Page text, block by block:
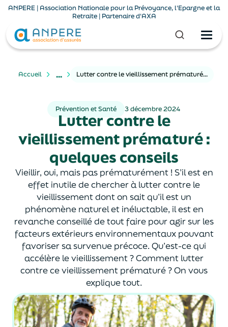
ANPERE | Association Nationale pour la Prévoyance, l'Epargne et la
Retraite | Partenaire d'AXA
Accueil ... Lutter contre le vieillissement prématuré : quelques conseils
Prévention et Santé 3 décembre 2024
Lutter contre le
vieillissement prématuré :
quelques conseils
Vieillir, oui, mais pas prématurément ! S’il est en
effet inutile de chercher à lutter contre le
vieillissement dont on sait qu’il est un
phénomène naturel et inéluctable, il est en
revanche conseillé de tout faire pour agir sur les
facteurs extérieurs environnementaux pouvant
favoriser sa survenue précoce. Qu’est-ce qui
accélère le vieillissement ? Comment lutter
contre ce vieillissement prématuré ? On vous
explique tout.